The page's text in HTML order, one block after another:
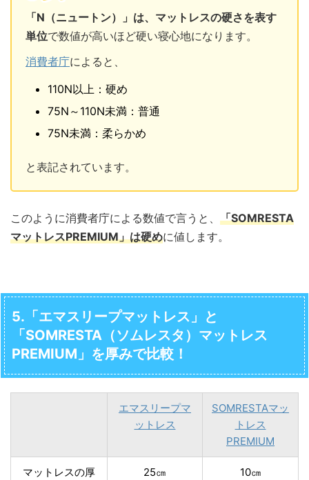
「N（ニュートン）」は、マットレスの硬さを表す
単位で数値が高いほど硬い寝心地になります。
消費者庁によると、
110N以上：硬め
75N～110N未満：普通
75N未満：柔らかめ
と表記されています。
このように消費者庁による数値で言うと、 「SOMRESTA
マットレスPREMIUM」は硬めに値します。
5.「エマスリープマットレス」と
「SOMRESTA（ソムレスタ）マットレス
PREMIUM」を厚みで比較！
エマスリープマ
ットレス
SOMRESTAマッ
トレス
PREMIUM
マットレスの厚
25㎝ 10㎝